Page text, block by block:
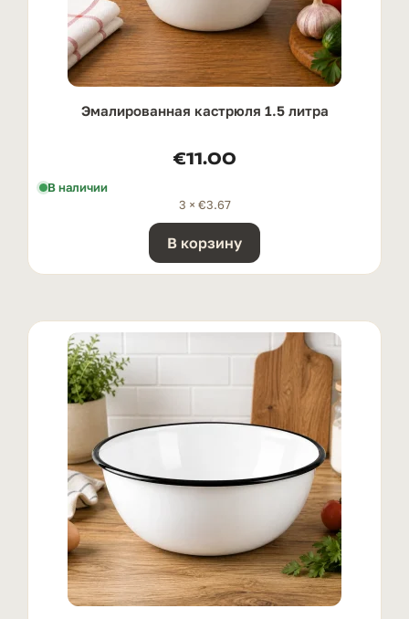
Эмалированная кастрюля 1.5 литра
€11.00
В наличии
3 × €3.67
В корзину